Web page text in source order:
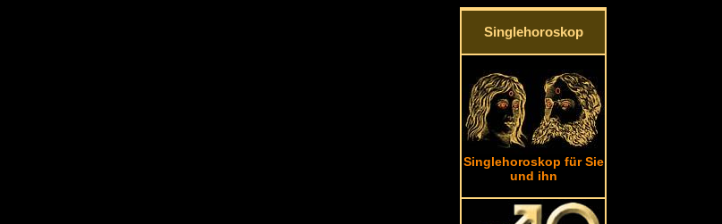
Singlehoroskop
Singlehoroskop für Sie
und ihn